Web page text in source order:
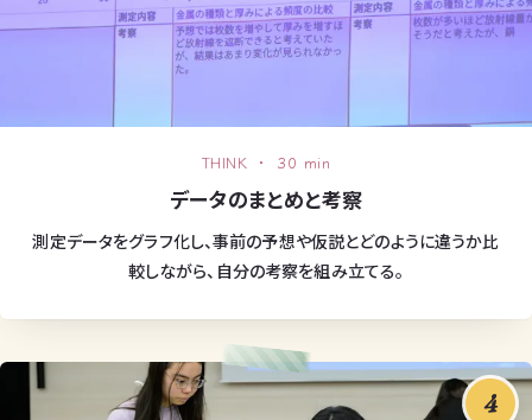
THINK ・ 30 min
データのまとめと考察
測定データをグラフ化し、事前の予想や仮説とどのように違うか比
較しながら、自分の考察を組み立てる。
4